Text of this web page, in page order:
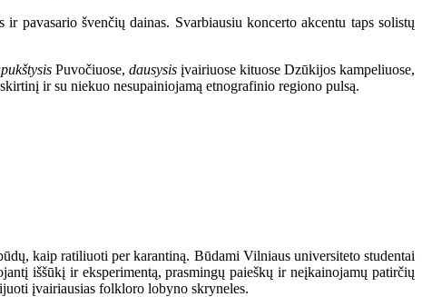
pavasario švenčių dainas. Svarbiausiu koncerto akcentu taps solistų
Puvočiuose, dausysis įvairiuose kituose Dzūkijos kampeliuose,
ir su niekuo nesupainiojamą etnografinio regiono pulsą.
kaip ratiliuoti per karantiną. Būdami Vilniaus universiteto studentai
iššūkį ir eksperimentą, prasmingų paieškų ir neįkainojamų patirčių
įvairiausias folkloro lobyno skryneles.